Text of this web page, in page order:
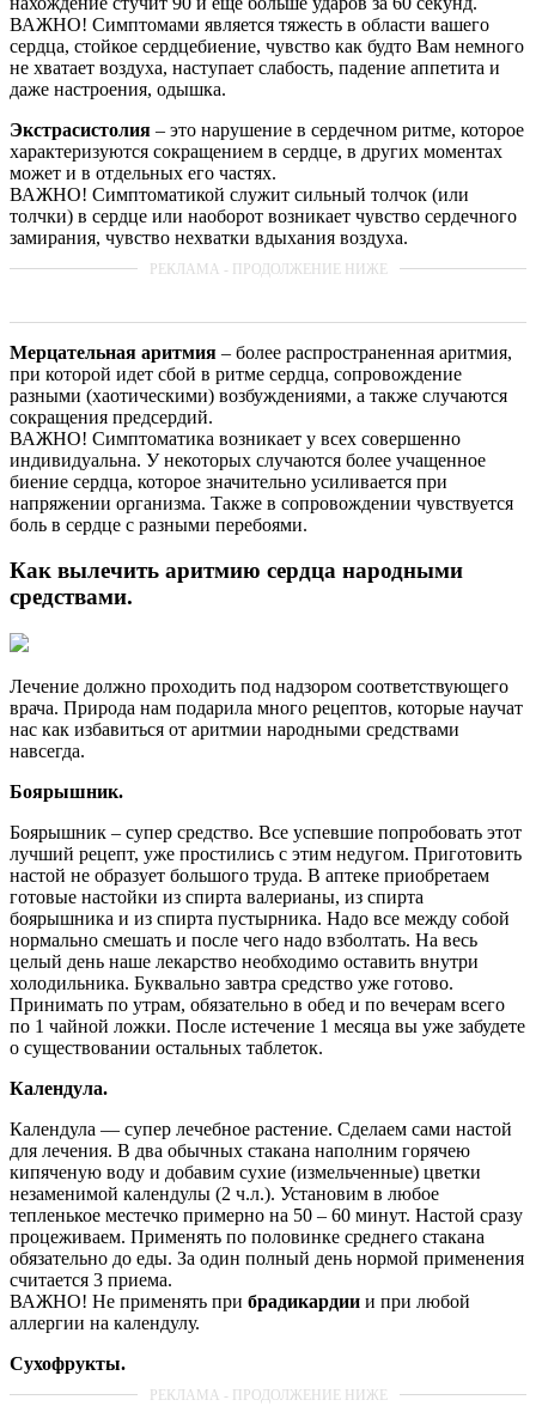
ВАЖНО! Симптомами является тяжесть в области вашего
сердца, стойкое сердцебиение, чувство как будто Вам немного
не хватает воздуха, наступает слабость, падение аппетита и
даже настроения, одышка.
Экстрасистолия – это нарушение в сердечном ритме, которое
характеризуются сокращением в сердце, в других моментах
может и в отдельных его частях.
ВАЖНО! Симптоматикой служит сильный толчок (или
толчки) в сердце или наоборот возникает чувство сердечного
замирания, чувство нехватки вдыхания воздуха.
Мерцательная аритмия – более распространенная аритмия,
при которой идет сбой в ритме сердца, сопровождение
разными (хаотическими) возбуждениями, а также случаются
сокращения предсердий.
ВАЖНО! Симптоматика возникает у всех совершенно
индивидуальна. У некоторых случаются более учащенное
биение сердца, которое значительно усиливается при
напряжении организма. Также в сопровождении чувствуется
боль в сердце с разными перебоями.
Как вылечить аритмию сердца народными
средствами.
Лечение должно проходить под надзором соответствующего
врача. Природа нам подарила много рецептов, которые научат
нас как избавиться от аритмии народными средствами
навсегда.
Боярышник.
Боярышник – супер средство. Все успевшие попробовать этот
лучший рецепт, уже простились с этим недугом. Приготовить
настой не образует большого труда. В аптеке приобретаем
готовые настойки из спирта валерианы, из спирта
боярышника и из спирта пустырника. Надо все между собой
нормально смешать и после чего надо взболтать. На весь
целый день наше лекарство необходимо оставить внутри
холодильника. Буквально завтра средство уже готово.
Принимать по утрам, обязательно в обед и по вечерам всего
по 1 чайной ложки. После истечение 1 месяца вы уже забудете
о существовании остальных таблеток.
Календула.
Календула — супер лечебное растение. Сделаем сами настой
для лечения. В два обычных стакана наполним горячею
кипяченую воду и добавим сухие (измельченные) цветки
незаменимой календулы (2 ч.л.). Установим в любое
тепленькое местечко примерно на 50 – 60 минут. Настой сразу
процеживаем. Применять по половинке среднего стакана
обязательно до еды. За один полный день нормой применения
считается 3 приема.
ВАЖНО! Не применять при брадикардии и при любой
аллергии на календулу.
Сухофрукты.